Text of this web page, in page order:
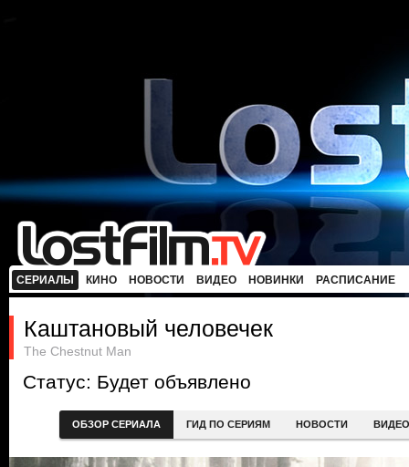
СЕРИАЛЫ КИНО НОВОСТИ ВИДЕО НОВИНКИ РАСПИСАНИЕ
Каштановый человечек
The Chestnut Man
Статус: Будет объявлено
ОБЗОР СЕРИАЛА ГИД ПО СЕРИЯМ НОВОСТИ ВИДЕО